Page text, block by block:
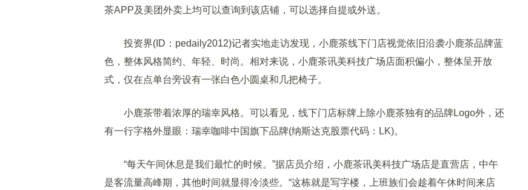
茶APP及美团外卖上均可以查询到该店铺，可以选择自提或外送。
投资界(ID：pedaily2012)记者实地走访发现，小鹿茶线下门店视觉依旧沿袭小鹿茶品牌蓝
色，整体风格简约、年轻、时尚。相对来说，小鹿茶讯美科技广场店面积偏小，整体呈开放
式，仅在点单台旁设有一张白色小圆桌和几把椅子。
小鹿茶带着浓厚的瑞幸风格。可以看见，线下门店标牌上除小鹿茶独有的品牌Logo外，还
有一行字格外显眼：瑞幸咖啡中国旗下品牌(纳斯达克股票代码：LK)。
“每天午间休息是我们最忙的时候。”据店员介绍，小鹿茶讯美科技广场店是直营店，中午
是客流量高峰期，其他时间就显得冷淡些。“这栋就是写字楼，上班族们会趁着午休时间来店